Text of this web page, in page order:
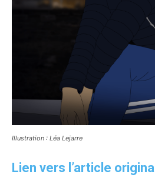
Illustration : Léa Lejarre
Lien vers l’article original